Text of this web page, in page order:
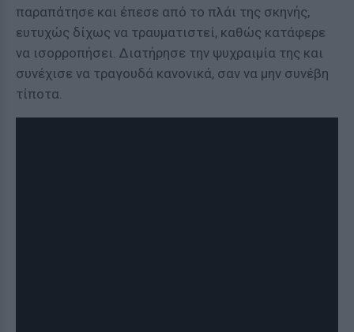
παραπάτησε και έπεσε από το πλάι της σκηνής,
ευτυχώς δίχως να τραυματιστεί, καθώς κατάφερε
να ισορροπήσει. Διατήρησε την ψυχραιμία της και
συνέχισε να τραγουδά κανονικά, σαν να μην συνέβη
τίποτα.